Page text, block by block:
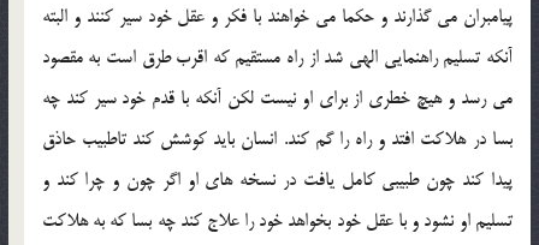
پيامبران مي گذارند و حکما مي خواهند با فکر و عقل خود سير کنند و البته
آنکه تسليم راهنمايي الهي شد از راه مستقيم که اقرب طرق است به مقصود
مي رسد و هيچ خطري از براي او نيست لکن آنکه با قدم خود سير کند چه
بسا در هلاکت افتد و راه را گم کند. انسان بايد کوشش کند تاطبيب حاذق
پيدا کند چون طبيبي کامل يافت در نسخه هاي او اگر چون و چرا کند و
تسليم او نشود و با عقل خود بخواهد خود را علاج کند چه بسا که به هلاکت